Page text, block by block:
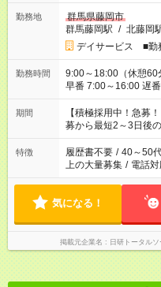
勤務地
群馬県藤岡市
群馬藤岡駅 / 北藤岡
デイサービス ■勤
勤務時間
9:00～18:00（休憩60分） ■ご希望があれば下記シフ
早番 7:00～16:00 遅番 10:00～19:00
い」 「余裕を持って
たくない」 など、ご希望
の方へ 今ご覧のお仕
の勤務時間。 合計で
期間
【積極採用中！急募
募から最短2～3日後
特徴 履歴書不要 / 40～50
上の大量募集 / 電話
気になる！
掲載元企業名 日研トータル